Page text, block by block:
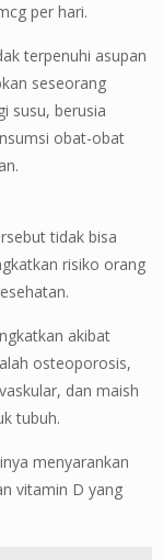
per hari.
terpenuhi asupan
seseorang
susu, berusia
obat-obat
tidak bisa
risiko orang
akibat
osteoporosis,
dan maish
tubuh.
menyarankan
vitamin D yang